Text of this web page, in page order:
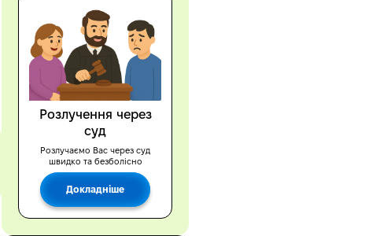
Розлучення через
суд
Розлучаємо Вас через суд
швидко та безболісно
Докладніше